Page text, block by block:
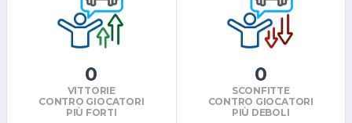
0
VITTORIE
CONTRO GIOCATORI
PIÙ FORTI
0
SCONFITTE
CONTRO GIOCATORI
PIÙ DEBOLI